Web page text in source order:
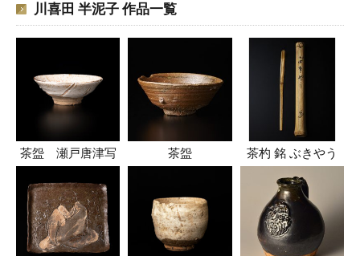
川喜田 半泥子 作品一覧
茶盌 瀬戸唐津写 茶盌 茶杓 銘 ぶきやう